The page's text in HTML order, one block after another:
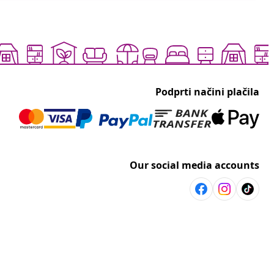
Podprti načini plačila
Our social media accounts